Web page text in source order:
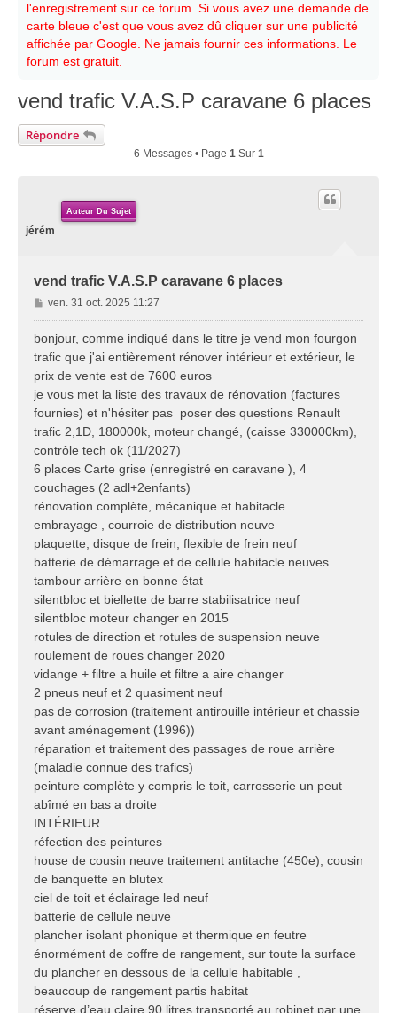
l'enregistrement sur ce forum. Si vous avez une demande de
carte bleue c'est que vous avez dû cliquer sur une publicité
affichée par Google. Ne jamais fournir ces informations. Le
forum est gratuit.
vend trafic V.A.S.P caravane 6 places
Répondre
6 Messages • Page 1Sur 1
Auteur Du Sujet
jérém
vend trafic V.A.S.P caravane 6 places
M
e
a
g
e
ven. 31 oct. 2025 11:27
bonjour, comme indiqué dans le titre je vend mon fourgon
trafic que j'ai entièrement rénover intérieur et extérieur, le
prix de vente est de 7600 euros
je vous met la liste des travaux de rénovation (factures
fournies) et n'hésiter pas poser des questions Renault
trafic 2,1D, 180000k, moteur changé, (caisse 330000km),
contrôle tech ok (11/2027)
6 places Carte grise (enregistré en caravane ), 4
couchages (2 adl+2enfants)
rénovation complète, mécanique et habitacle
embrayage , courroie de distribution neuve
plaquette, disque de frein, flexible de frein neuf
batterie de démarrage et de cellule habitacle neuves
tambour arrière en bonne état
silentbloc et biellette de barre stabilisatrice neuf
silentbloc moteur changer en 2015
rotules de direction et rotules de suspension neuve
roulement de roues changer 2020
vidange + filtre a huile et filtre a aire changer
2 pneus neuf et 2 quasiment neuf
pas de corrosion (traitement antirouille intérieur et chassie
avant aménagement (1996))
réparation et traitement des passages de roue arrière
(maladie connue des trafics)
peinture complète y compris le toit, carrosserie un peut
abîmé en bas a droite
INTÉRIEUR
réfection des peintures
house de cousin neuve traitement antitache (450e), cousin
de banquette en blutex
ciel de toit et éclairage led neuf
batterie de cellule neuve
plancher isolant phonique et thermique en feutre
énormément de coffre de rangement, sur toute la surface
du plancher en dessous de la cellule habitable ,
beaucoup de rangement partis habitat
réserve d’eau claire 90 litres transporté au robinet par une